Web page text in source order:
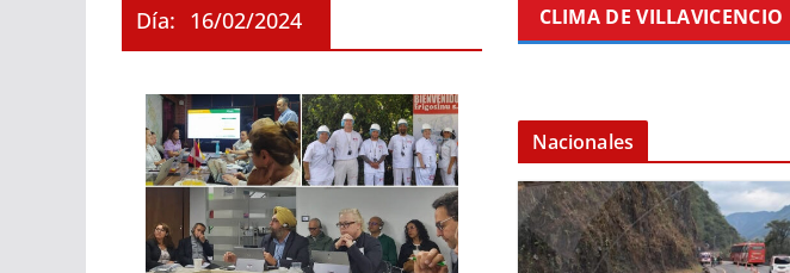
Día: 16/02/2024 CLIMA DE VILLAVICENCIO
Nacionales